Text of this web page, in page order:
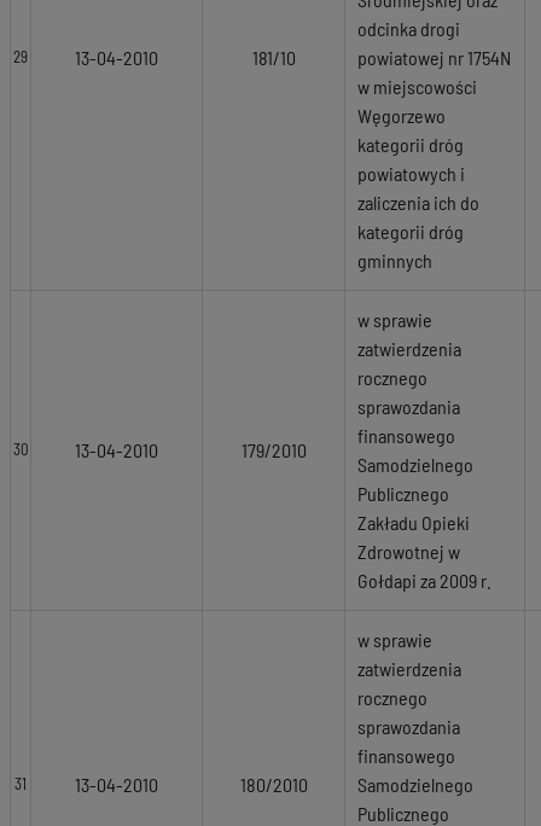
29 13-04-2010 181/10
odcinka drogi
powiatowej nr 1754N
w miejscowości
Węgorzewo
kategorii dróg
powiatowych i
zaliczenia ich do
kategorii dróg
gminnych
30 13-04-2010 179/2010
w sprawie
zatwierdzenia
rocznego
sprawozdania
finansowego
Samodzielnego
Publicznego
Zakładu Opieki
Zdrowotnej w
Gołdapi za 2009 r.
31 13-04-2010 180/2010
w sprawie
zatwierdzenia
rocznego
sprawozdania
finansowego
Samodzielnego
Publicznego